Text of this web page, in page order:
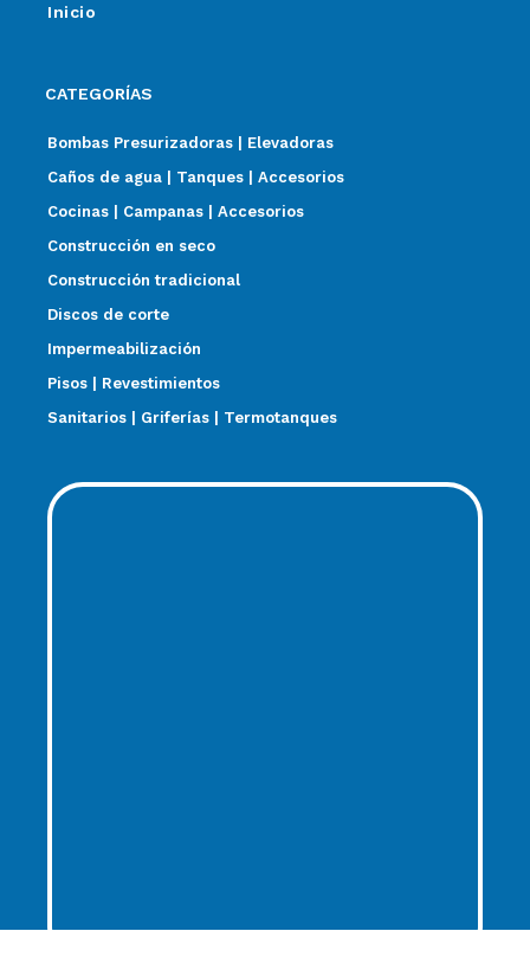
Inicio
CATEGORÍAS
Bombas Presurizadoras | Elevadoras
Caños de agua | Tanques | Accesorios
Cocinas | Campanas | Accesorios
Construcción en seco
Construcción tradicional
Discos de corte
Impermeabilización
Pisos | Revestimientos
Sanitarios | Griferías | Termotanques